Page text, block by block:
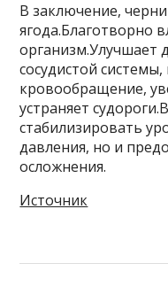
В заключение,
ягода.Благотворно
организм.Улучшает
сосудистой
кровообращение,
устраняет
стабилизировать
давления, но и
осложнения.
Источник